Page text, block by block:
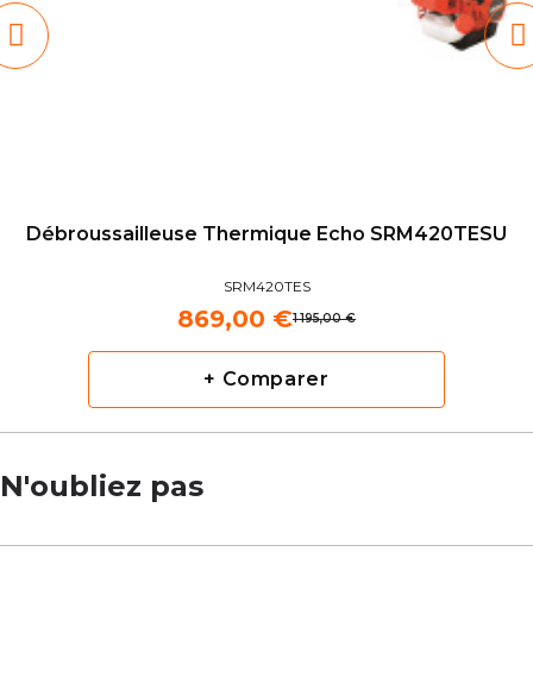
Débroussailleuse Thermique Echo SRM420TESU
SRM420TES
1 195,00 €
869,00 €
+ Comparer
N'oubliez pas